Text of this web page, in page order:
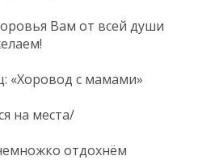
Вам от всей души
«Хоровод с мамами»
на места/
отдохнём